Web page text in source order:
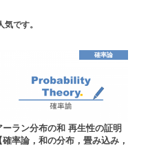
気です。
確率論
ーラン分布の和 再生性の証明
確率論，和の分布，畳み込み，